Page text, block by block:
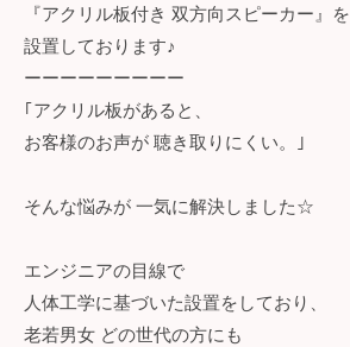
『アクリル板付き 双方向スピーカー』を
設置しております♪
ーーーーーーーーー
｢アクリル板があると、
お客様のお声が 聴き取りにくい。｣
そんな悩みが 一気に解決しました☆
エンジニアの目線で
人体工学に基づいた設置をしており、
老若男女 どの世代の方にも